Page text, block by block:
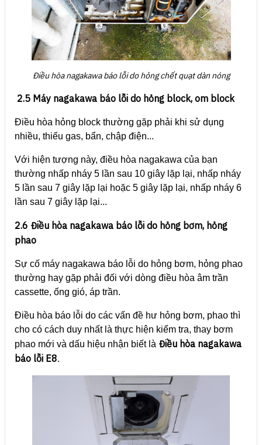
Điều hòa nagakawa báo lỗi do hỏng chết quạt dàn nóng
2.5 Máy nagakawa báo lỗi do hỏng block, om block
Điều hòa hỏng block thường gặp phải khi sử dụng
nhiều, thiếu gas, bẩn, chập điện...
Với hiện tượng này, điều hòa nagakawa của bạn
thường nhấp nháy 5 lần sau 10 giây lặp lại, nhấp nháy
5 lần sau 7 giây lặp lại hoặc 5 giây lặp lại, nhấp nháy 6
lần sau 7 giây lặp lại...
2.6 Điều hòa nagakawa báo lỗi do hỏng bơm, hỏng
phao
Sự cố máy nagakawa báo lỗi do hỏng bơm, hỏng phao
thường hay gặp phải đối với dòng điều hòa âm trần
cassette, ống gió, áp trần.
Điều hòa báo lỗi do các vấn đề hư hỏng bơm, phao thì
cho có cách duy nhất là thực hiện kiểm tra, thay bơm
phao mới và dấu hiệu nhận biết là Điều hòa nagakawa
báo lỗi E8.